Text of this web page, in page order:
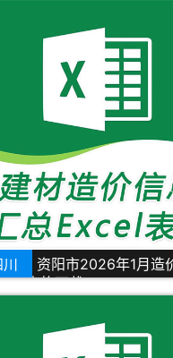
川
资阳市2026年1月造
表格下载